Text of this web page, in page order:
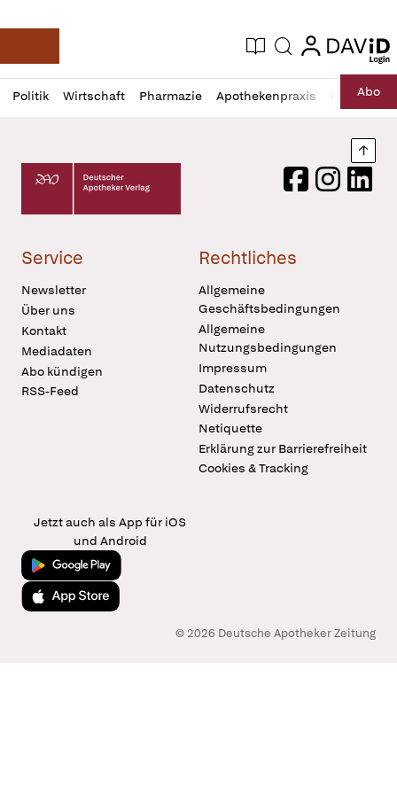
Deutsche Apotheker Zeitung
Aktuelle Ausgabe
Suche login
login
Politik Wirtschaft Pharmazie Apothekenpraxis RechtAbo
Profil
öffnen
Daz
Pur
Deutscher Apotheker Verlag Logo
FacebookInstagram
Service
Newsletter
Über uns
Kontakt
Mediadaten
Abo kündigen
RSS-Feed
Rechtliches
Allgemeine
Geschäftsbedingungen
Allgemeine
Nutzungsbedingungen
Impressum
Datenschutz
Widerrufsrecht
Netiquette
Erklärung zur Barrierefreiheit
Cookies & Tracking
Jetzt auch als App für iOS
und Android
Jetzt bei Google Play
Laden im App Store
© 2026 Deutsche Apotheker Zeitung